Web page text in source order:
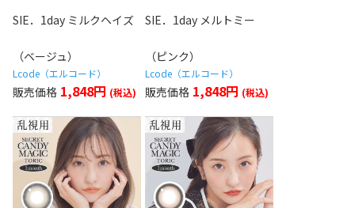
SIE．1day ミルクヘイズ
（ベージュ）
Lcode（エルコード）
1,848円
SIE．1day メルトミー
（ピンク）
Lcode（エルコード）
1,848円